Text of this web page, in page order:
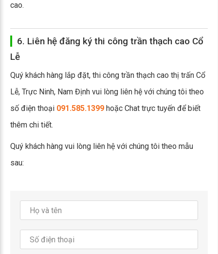
cao.
6. Liên hệ đăng ký thi công trần thạch cao Cổ
Lễ
Quý khách hàng lắp đặt, thi công trần thạch cao thị trấn Cổ
Lễ, Trực Ninh, Nam Định vui lòng liên hệ với chúng tôi theo
số điện thoại 091.585.1399 hoặc Chat trực tuyến để biết
thêm chi tiết.
Quý khách hàng vui lòng liên hệ với chúng tôi theo mẫu
sau: